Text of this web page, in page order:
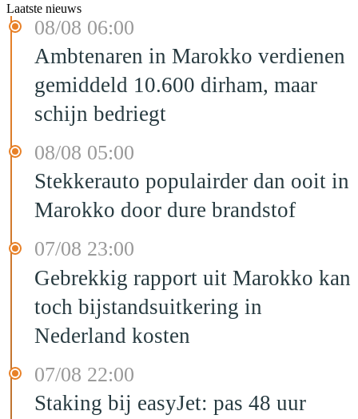
Laatste nieuws
08/08 06:00
Ambtenaren in Marokko verdienen
gemiddeld 10.600 dirham, maar
schijn bedriegt
08/08 05:00
Stekkerauto populairder dan ooit in
Marokko door dure brandstof
07/08 23:00
Gebrekkig rapport uit Marokko kan
toch bijstandsuitkering in
Nederland kosten
07/08 22:00
Staking bij easyJet: pas 48 uur